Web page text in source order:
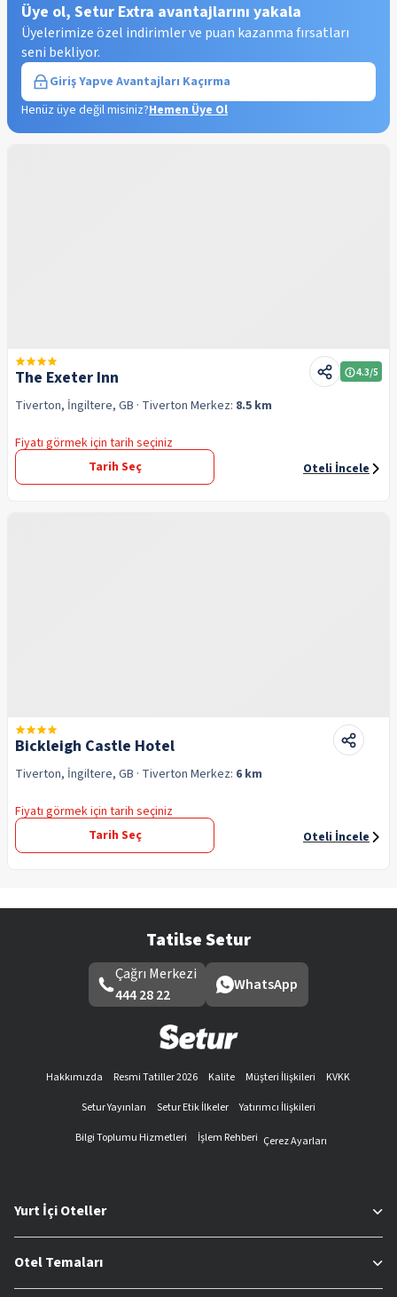
Üye ol, Setur Extra avantajlarını yakala
Üyelerimize özel indirimler ve puan kazanma fırsatları
seni bekliyor.
Giriş Yapve Avantajları Kaçırma
Henüz üye değil misiniz?Hemen Üye Ol
The Exeter Inn 4.3/5
Tiverton, İngiltere, GB · Tiverton Merkez: 8.5 km
Fiyatı görmek için tarih seçiniz
Tarih Seç
Oteli İncele
Bickleigh Castle Hotel
Tiverton, İngiltere, GB · Tiverton Merkez: 6 km
Fiyatı görmek için tarih seçiniz
Tarih Seç
Oteli İncele
Tatilse Setur
Çağrı Merkezi
444 28 22
WhatsApp
Hakkımızda Resmi Tatiller 2026 Kalite Müşteri İlişkileri
KVKK
Setur Yayınları
Setur Etik İlkeler
Yatırımcı İlişkileri
Bilgi Toplumu Hizmetleri
İşlem Rehberi Çerez Ayarları
Yurt İçi Oteller
Otel Temaları